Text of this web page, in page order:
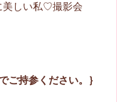
美しい私♡撮影会
ご持参ください。｝